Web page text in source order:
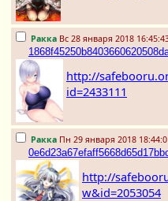
Ракка Вс 28 января 2018
http://
id=2433111
Ракка Пн 29 января 2018
http://
w&id=2053054